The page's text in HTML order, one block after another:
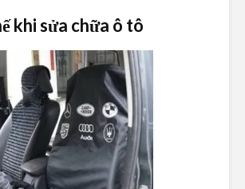
khi sửa chữa ô tô